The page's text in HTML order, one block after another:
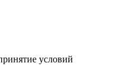
условий